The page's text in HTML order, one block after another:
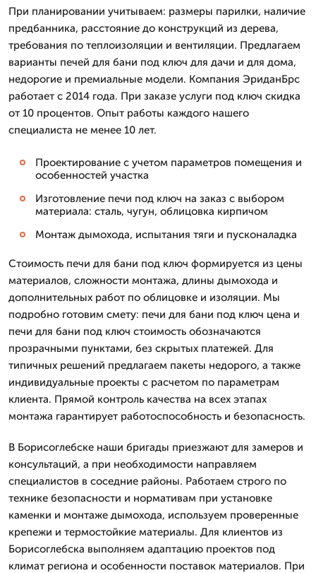
При планировании учитываем: размеры парилки, наличие
предбанника, расстояние до конструкций из дерева,
требования по теплоизоляции и вентиляции. Предлагаем
варианты печей для бани под ключ для дачи и для дома,
недорогие и премиальные модели. Компания ЭриданБрс
работает с 2014 года. При заказе услуги под ключ скидка
от 10 процентов. Опыт работы каждого нашего
специалиста не менее 10 лет.
Проектирование с учетом параметров помещения и
особенностей участка
Изготовление печи под ключ на заказ с выбором
материала: сталь, чугун, облицовка кирпичом
Монтаж дымохода, испытания тяги и пусконаладка
Стоимость печи для бани под ключ формируется из цены
материалов, сложности монтажа, длины дымохода и
дополнительных работ по облицовке и изоляции. Мы
подробно готовим смету: печи для бани под ключ цена и
печи для бани под ключ стоимость обозначаются
прозрачными пунктами, без скрытых платежей. Для
типичных решений предлагаем пакеты недорого, а также
индивидуальные проекты с расчетом по параметрам
клиента. Прямой контроль качества на всех этапах
монтажа гарантирует работоспособность и безопасность.
В Борисоглебске наши бригады приезжают для замеров и
консультаций, а при необходимости направляем
специалистов в соседние районы. Работаем строго по
технике безопасности и нормативам при установке
каменки и монтаже дымохода, используем проверенные
крепежи и термостойкие материалы. Для клиентов из
Борисоглебска выполняем адаптацию проектов под
климат региона и особенности поставок материалов. При